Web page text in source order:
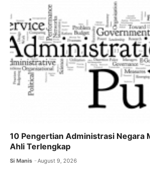
10 Pengertian Administrasi Negara
Ahli Terlengkap
Si Manis August 9, 2026